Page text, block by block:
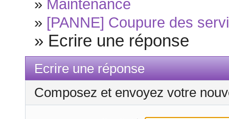
» Maintenance
» [PANNE] Coupure des
» Ecrire une réponse
Ecrire une réponse
Composez et envoyez votre